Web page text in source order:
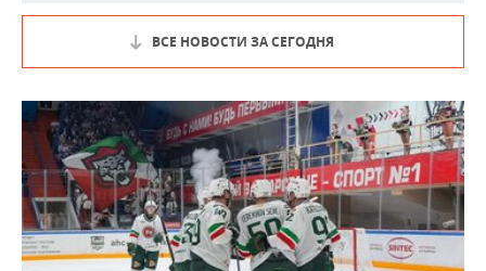
ВСЕ НОВОСТИ ЗА СЕГОДНЯ